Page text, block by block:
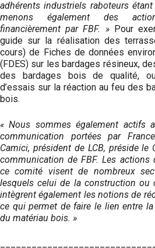
adhérents industriels raboteurs
menons également des
financièrement par FBF. » Pour
guide sur la réalisation des
cours) de Fiches de données
(FDES) sur les bardages résineux,
des bardages bois de qualité,
d’essais sur la réaction au feu des
bois.
« Nous sommes également actifs
communication portées par
Camici, président de LCB, préside le
communication de FBF. Les actions
ce comité visent de nombreux
lesquels celui de la construction ou
intègrent également les notions de
ce qui permet de faire le lien entre
du matériau bois. »